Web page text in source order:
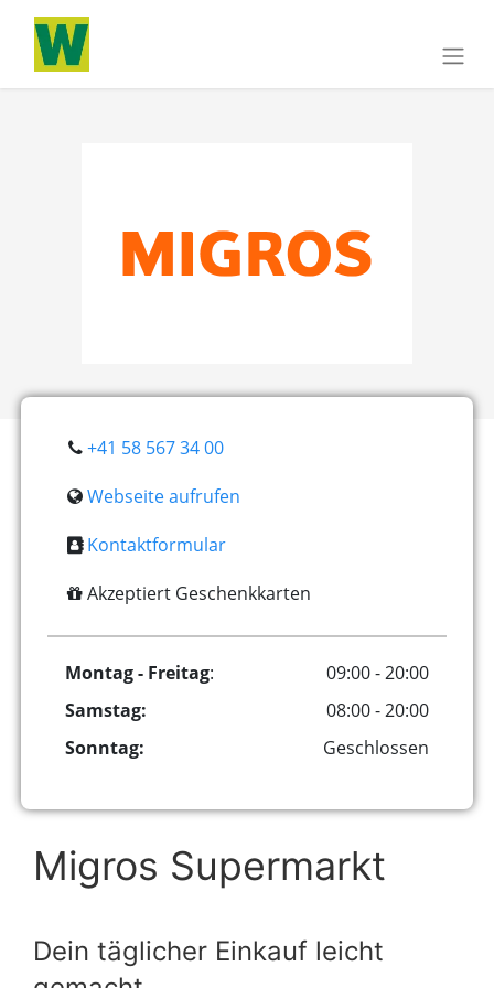
+41 58 567 34 00
Webseite aufrufen
Kontaktformular
Akzeptiert Geschenkkarten
Montag - Freitag:
09:00 - 20:00
Samstag:
08:00 - 20:00
Sonntag:
Geschlossen
Migros Supermarkt
Dein täglicher Einkauf leicht